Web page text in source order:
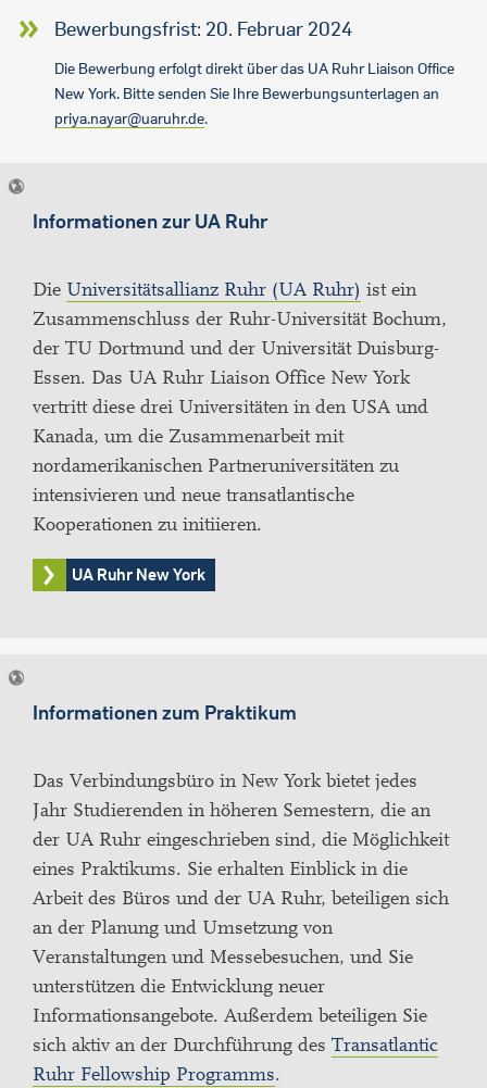
Bewerbungsfrist: 20. Februar 2024
Die Bewerbung erfolgt direkt über das UA Ruhr Liaison Office
New York. Bitte senden Sie Ihre Bewerbungsunterlagen an
priya.nayar@uaruhr.de.
Informationen zur UA Ruhr
Die Universitätsallianz Ruhr (UA Ruhr) ist ein
Zusammenschluss der Ruhr-Universität Bochum,
der TU Dortmund und der Universität Duisburg-
Essen. Das UA Ruhr Liaison Office New York
vertritt diese drei Universitäten in den USA und
Kanada, um die Zusammenarbeit mit
nordamerikanischen Partneruniversitäten zu
intensivieren und neue transatlantische
Kooperationen zu initiieren.
UA Ruhr New York
Informationen zum Praktikum
Das Verbindungsbüro in New York bietet jedes
Jahr Studierenden in höheren Semestern, die an
der UA Ruhr eingeschrieben sind, die Möglichkeit
eines Praktikums. Sie erhalten Einblick in die
Arbeit des Büros und der UA Ruhr, beteiligen sich
an der Planung und Umsetzung von
Veranstaltungen und Messebesuchen, und Sie
unterstützen die Entwicklung neuer
Informationsangebote. Außerdem beteiligen Sie
sich aktiv an der Durchführung des Transatlantic
Ruhr Fellowship Programms.